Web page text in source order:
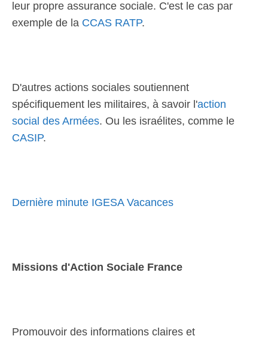
leur propre assurance sociale. C'est le cas par
exemple de la CCAS RATP.
D'autres actions sociales soutiennent
spécifiquement les militaires, à savoir l'action
social des Armées. Ou les israélites, comme le
CASIP.
Dernière minute IGESA Vacances
Missions d'Action Sociale France
Promouvoir des informations claires et